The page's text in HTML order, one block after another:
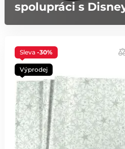
spolupráci s
Sleva -30%
Výprodej